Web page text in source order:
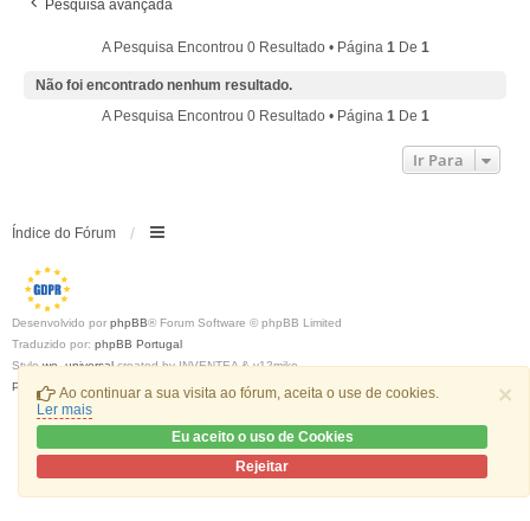
×
Ao continuar a sua visita ao fórum, aceita o use de cookies.
Ler mais
Eu aceito o uso de Cookies
Rejeitar
Pesquisa avançada
A Pesquisa Encontrou 0 Resultado • Página 1De 1
Não foi encontrado nenhum resultado.
A Pesquisa Encontrou 0 Resultado • Página 1De 1
Ir Para
Índice do Fórum
Desenvolvido por phpBB® Forum Software © phpBB Limited
Traduzido por: phpBB Portugal
Stylewe_universalcreated by INVENTEA & v12mike
Privacidade
Termos